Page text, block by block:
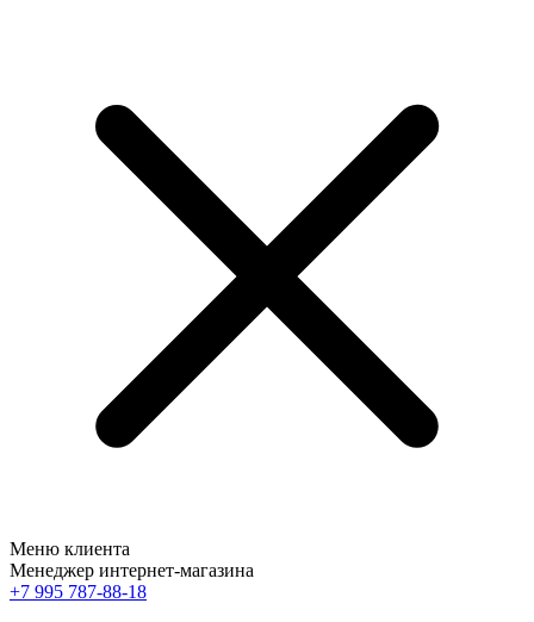
Меню клиента
Менеджер интернет-магазина
+7 995 787-88-18